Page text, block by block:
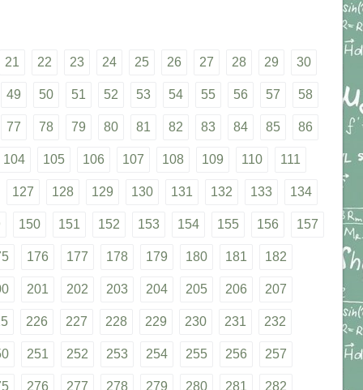
21 22 23 24 25 26 27 28 29 30
49 50 51 52 53 54 55 56 57 58
77 78 79 80 81 82 83 84 85 86
104 105 106 107 108 109 110 111
127 128 129 130 131 132 133 134
150 151 152 153 154 155 156 157
176 177 178 179 180 181 182
201 202 203 204 205 206 207
226 227 228 229 230 231 232
251 252 253 254 255 256 257
276 277 278 279 280 281 282